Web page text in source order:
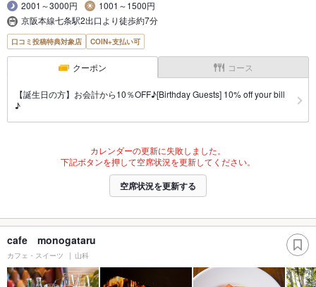
2001～3000円
1001～1500円
京阪本線七条駅2出口より徒歩約7分
口コミ投稿特典対象店 COIN+支払い可
クーポン コース
【誕生日の方】お会計から10％OFF♪[Birthday Guests] 10% off your bill
♪
カレンダーの更新に失敗しました。
下記ボタンを押して空席状況を更新してください。
空席状況を更新する
cafe monogataru
カフェ・スイーツ 山科